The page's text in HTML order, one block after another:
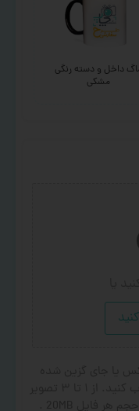
داخل و دسته رنگی
مشکی